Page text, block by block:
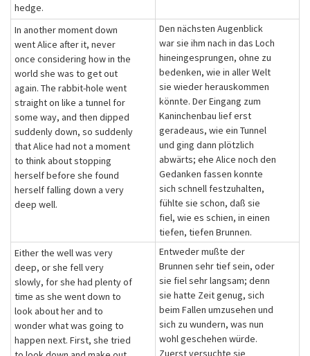
hedge.
In another moment down
went Alice after it, never
once considering how in the
world she was to get out
again. The rabbit-hole went
straight on like a tunnel for
some way, and then dipped
suddenly down, so suddenly
that Alice had not a moment
to think about stopping
herself before she found
herself falling down a very
deep well.
Den nächsten Augenblick
war sie ihm nach in das Loch
hineingesprungen, ohne zu
bedenken, wie in aller Welt
sie wieder herauskommen
könnte. Der Eingang zum
Kaninchenbau lief erst
geradeaus, wie ein Tunnel
und ging dann plötzlich
abwärts; ehe Alice noch den
Gedanken fassen konnte
sich schnell festzuhalten,
fühlte sie schon, daß sie
fiel, wie es schien, in einen
tiefen, tiefen Brunnen.
Either the well was very
deep, or she fell very
slowly, for she had plenty of
time as she went down to
look about her and to
wonder what was going to
happen next. First, she tried
Entweder mußte der
Brunnen sehr tief sein, oder
sie fiel sehr langsam; denn
sie hatte Zeit genug, sich
beim Fallen umzusehen und
sich zu wundern, was nun
wohl geschehen würde.
Zuerst versuchte sie